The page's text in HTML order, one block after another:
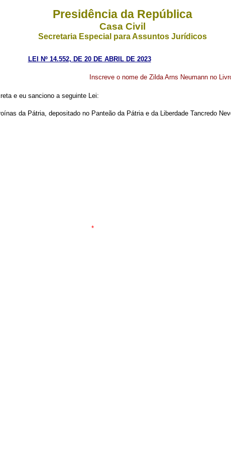
Presidência da República
Casa Civil
Secretaria Especial para Assuntos Jurídicos
LEI Nº 14.552, DE 20 DE ABRIL DE 2023
Inscreve o nome de Zilda Arns Neumann no
e eu sanciono a seguinte Lei:
da Pátria, depositado no Panteão da Pátria e da Liberdade Tancredo
*